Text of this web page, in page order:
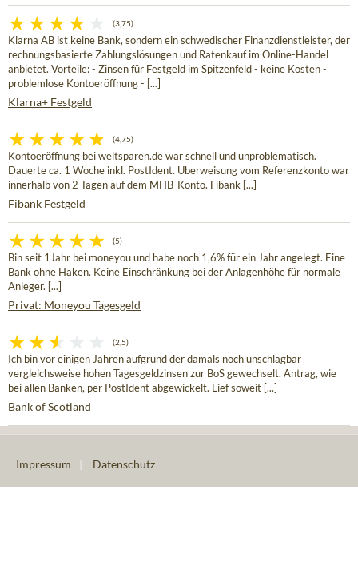
(3,75)
Klarna AB ist keine Bank, sondern ein schwedischer Finanzdienstleister, der
rechnungsbasierte Zahlungslösungen und Ratenkauf im Online-Handel
anbietet. Vorteile: - Zinsen für Festgeld im Spitzenfeld - keine Kosten -
problemlose Kontoeröffnung - [...]
Klarna+ Festgeld
(4,75)
Kontoeröffnung bei weltsparen.de war schnell und unproblematisch.
Dauerte ca. 1 Woche inkl. PostIdent. Überweisung vom Referenzkonto war
innerhalb von 2 Tagen auf dem MHB-Konto. Fibank [...]
Fibank Festgeld
(5)
Bin seit 1Jahr bei moneyou und habe noch 1,6% für ein Jahr angelegt. Eine
Bank ohne Haken. Keine Einschränkung bei der Anlagenhöhe für normale
Anleger. [...]
Privat: Moneyou Tagesgeld
(2,5)
Ich bin vor einigen Jahren aufgrund der damals noch unschlagbar
vergleichsweise hohen Tagesgeldzinsen zur BoS gewechselt. Antrag, wie
bei allen Banken, per PostIdent abgewickelt. Lief soweit [...]
Bank of Scotland
Impressum Datenschutz